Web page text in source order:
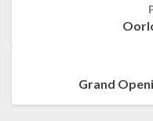
Grand